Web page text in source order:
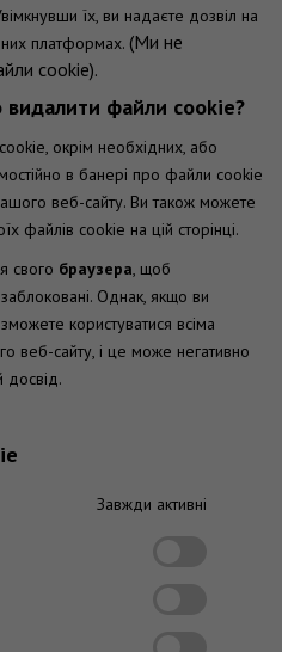
їх, ви надаєте дозвіл на
платформах. (Ми не
cookie).
файли cookie?
окрім необхідних, або
в банері про файли cookie
веб-сайту. Ви також можете
файлів cookie на цій сторінці.
свого браузера , щоб
Однак, якщо ви
користуватися всіма
веб-сайту, і це може негативно
досвід.
Завжди активні